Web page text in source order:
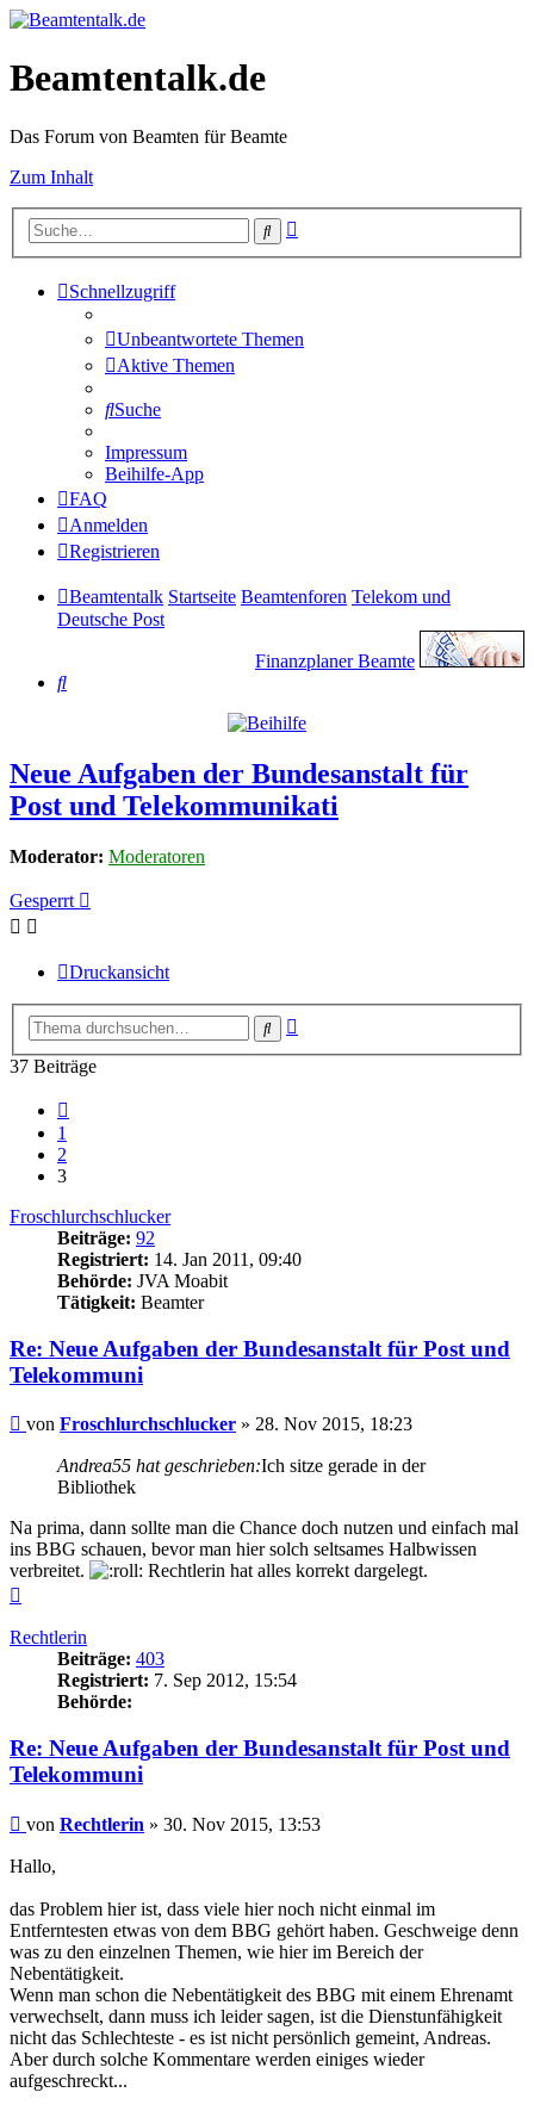
Beamtentalk.de
Das Forum von Beamten für Beamte
Zum Inhalt
Suche
Schnellzugriff
Unbeantwortete Themen
Aktive Themen
Suche
Impressum
Beihilfe-App
FAQ
Anmelden
Registrieren
Beamtentalk Startseite Beamtenforen Telekom und
Deutsche Post
Finanzplaner Beamte
Suche
Neue Aufgaben der Bundesanstalt für
Post und Telekommunikati
Moderator: Moderatoren
Gesperrt
Druckansicht
Suche
37 Beiträge
1
2
3
Froschlurchschlucker
Beiträge: 92
Registriert: 14. Jan 2011, 09:40
Behörde: JVA Moabit
Tätigkeit: Beamter
Re: Neue Aufgaben der Bundesanstalt für Post und
Telekommuni
Beitrag
von Froschlurchschlucker » 28. Nov 2015, 18:23
Andrea55 hat geschrieben:Ich sitze gerade in der
Bibliothek
Na prima, dann sollte man die Chance doch nutzen und einfach mal
ins BBG schauen, bevor man hier solch seltsames Halbwissen
verbreitet.
Rechtlerin hat alles korrekt dargelegt.
Rechtlerin
Beiträge: 403
Registriert: 7. Sep 2012, 15:54
Behörde:
Re: Neue Aufgaben der Bundesanstalt für Post und
Telekommuni
Beitrag
von Rechtlerin » 30. Nov 2015, 13:53
Hallo,
das Problem hier ist, dass viele hier noch nicht einmal im
Entferntesten etwas von dem BBG gehört haben. Geschweige denn
was zu den einzelnen Themen, wie hier im Bereich der
Nebentätigkeit.
Wenn man schon die Nebentätigkeit des BBG mit einem Ehrenamt
verwechselt, dann muss ich leider sagen, ist die Dienstunfähigkeit
nicht das Schlechteste - es ist nicht persönlich gemeint, Andreas.
Aber durch solche Kommentare werden einiges wieder
aufgeschreckt...